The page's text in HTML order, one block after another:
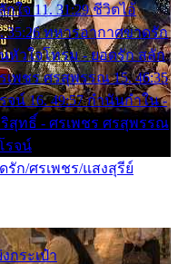
ใจ 11. 31:29 ชีวิตไอ้
35:26 ทหารอากาศขาดรัก
นหัวใจโทรม - ยอดรัก สลัก
เพชร ศรสุพรรณ 15. 46:35
น์ 16. 49:57 กำนันกำใน -
ริสุทธิ์ - ศรเพชร ศรสุพรรณ
รจน์
รัก/ศรเพชร/แสงสุรีย์
กระเป๋า